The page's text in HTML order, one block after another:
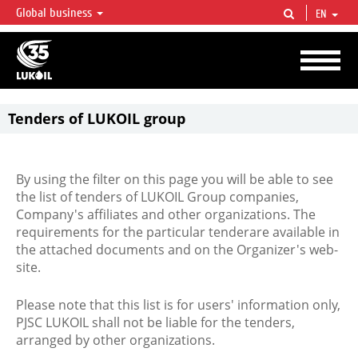
LUKOIL OVERVIEW
LUKOIL is one of the largest oil & gas vertical integrated companies in the world
accounting for over 2% of crude production and circa 1% of proved hydrocarbon
reserves globally.
Global business EN
Tenders of LUKOIL group
By using the filter on this page you will be able to see
the list of tenders of LUKOIL Group companies,
Company's affiliates and other organizations. The
requirements for the particular tenderare available in
the attached documents and on the Organizer's web-
site.
Please note that this list is for users' information only,
PJSC LUKOIL shall not be liable for the tenders,
arranged by other organizations.